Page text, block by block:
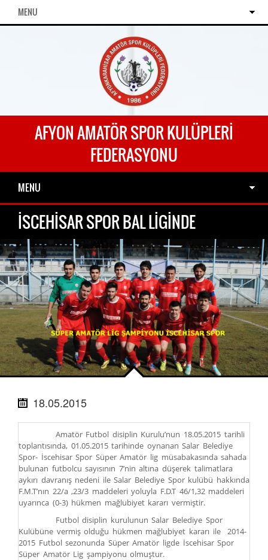
MENU
AFYON AMATÖR SPOR KULÜPLERI
FEDERASYONU
MENU
İSCEHİSAR SPOR BAL LİGİNDE
18.05.2015
Amatör Futbol disiplin Kurulu’nun 18.05.2015 tarihli
toplantısında, 01.05.2015 tarihinde oynanan Salar Belediye
Spor- İscehisar Spor Süper Amatör lig müsabakasında sahada
bulunan futbolcu sayısının 7’nin altına düşerek talimatlara
aykırı davranış nedeni ile Salar Belediye Spor kulübü hakkında
F.M.T’nın 22/a ,23/3 maddeleri yoluyla F.D.T 46/1,32 maddeleri
uyarınca (0-3) hükmen mağlubiyet kararı vermiştir.
Futbol disiplin kurulunun Salar Belediye Spor
Kulübüne vermiş olduğu hükmen mağlubiyet kararı ile 2014-
2015 Futbol sezonunda Süper Amatör ligde İscehisar Spor
Süper Amatör Lig şampiyonu olmuştur.